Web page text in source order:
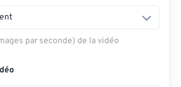
par seconde) de la vidéo